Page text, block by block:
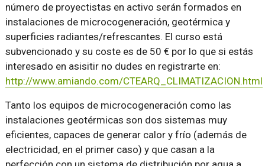
número de proyectistas en activo serán formados en
instalaciones de microcogeneración, geotérmica y
superficies radiantes/refrescantes. El curso está
subvencionado y su coste es de 50 € por lo que si estás
interesado en asisitir no dudes en registrarte en:
http://www.amiando.com/CTEARQ_CLIMATIZACION.html
Tanto los equipos de microcogeneración como las
instalaciones geotérmicas son dos sistemas muy
eficientes, capaces de generar calor y frío (además de
electricidad, en el primer caso) y que casan a la